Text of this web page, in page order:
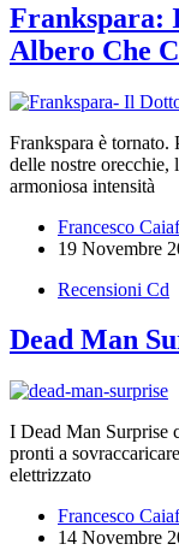
Frankspara:
Albero Che
Frankspara è tornato.
delle nostre orecchie,
armoniosa intensità
Francesco
19 Novembre
Recensioni Cd
Dead Man
I Dead Man Surprise
pronti a
elettrizzato
Francesco
14 Novembre